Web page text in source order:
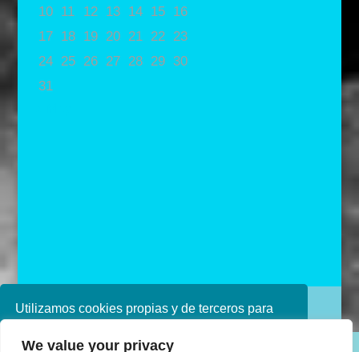
Utilizamos cookies propias y de terceros para
navegando, consideramos que acepta su uso.
We value your privacy
10
11 12 13 14 15
16
17
18 19 20 21 22
23
24
25 26 27 28 29 30
31
Diseñado por Ana de Miguel